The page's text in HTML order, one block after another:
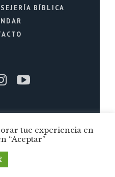
BÍBLICA
/ Quito - Ecuador
tue experiencia en
“Aceptar”